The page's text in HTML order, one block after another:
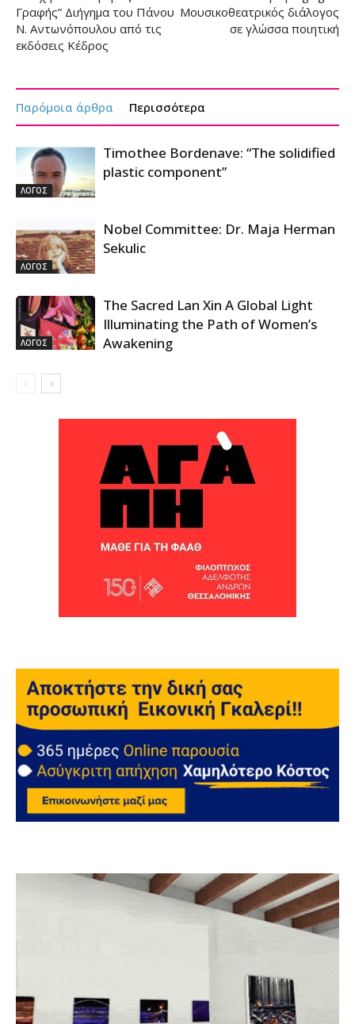
Γραφής” Διήγημα του Πάνου
Ν. Αντωνόπουλου από τις
εκδόσεις Κέδρος
Μουσικοθεατρικός διάλογος
σε γλώσσα ποιητική
Παρόμοια άρθρα Περισσότερα
ΛΟΓΟΣ
Timothee Bordenave: “The solidified
plastic component”
ΛΟΓΟΣ
Nobel Committee: Dr. Maja Herman
Sekulic
ΛΟΓΟΣ
The Sacred Lan Xin A Global Light
Illuminating the Path of Women’s
Awakening